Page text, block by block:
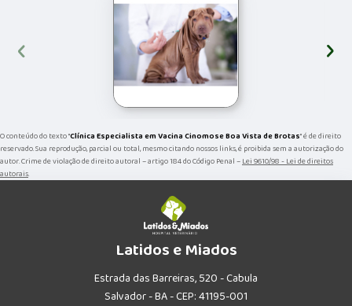
‹ ›
O conteúdo do texto "Clínica Especialista em Vacina Cinomose Boa Vista de Brotas" é de direito
reservado. Sua reprodução, parcial ou total, mesmo citando nossos links, é proibida sem a autorização do
autor. Crime de violação de direito autoral – artigo 184 do Código Penal –Lei 9610/98 - Lei de direitos
autorais.
Latidos e Miados
Estrada das Barreiras, 520 - Cabula
Salvador - BA - CEP: 41195-001